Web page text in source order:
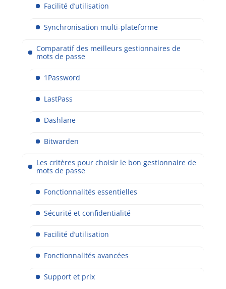
Facilité d’utilisation
Synchronisation multi-plateforme
Comparatif des meilleurs gestionnaires de
mots de passe
1Password
LastPass
Dashlane
Bitwarden
Les critères pour choisir le bon gestionnaire de
mots de passe
Fonctionnalités essentielles
Sécurité et confidentialité
Facilité d’utilisation
Fonctionnalités avancées
Support et prix